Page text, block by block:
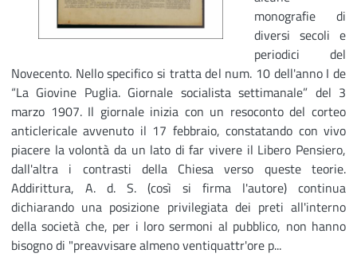
monografie di
diversi secoli e
periodici del
Novecento. Nello specifico si tratta del num. 10 dell'anno I de
“La Giovine Puglia. Giornale socialista settimanale” del 3
marzo 1907. Il giornale inizia con un resoconto del corteo
anticlericale avvenuto il 17 febbraio, constatando con vivo
piacere la volontà da un lato di far vivere il Libero Pensiero,
dall'altra i contrasti della Chiesa verso queste teorie.
Addirittura, A. d. S. (così si firma l'autore) continua
dichiarando una posizione privilegiata dei preti all'interno
della società che, per i loro sermoni al pubblico, non hanno
bisogno di "preavvisare almeno ventiquattr'ore p...